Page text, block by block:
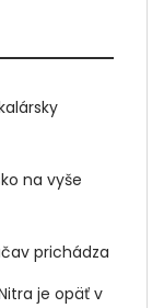
na vyše
prichádza
je opäť v